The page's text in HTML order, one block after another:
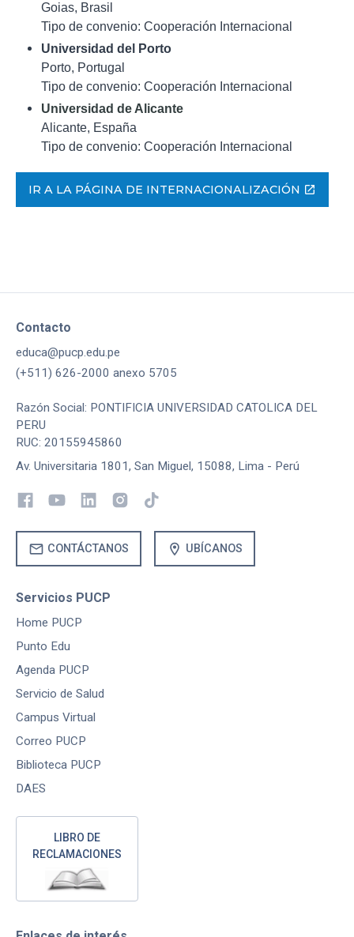
Goias, Brasil
Tipo de convenio: Cooperación Internacional
Universidad del Porto
Porto, Portugal
Tipo de convenio: Cooperación Internacional
Universidad de Alicante
Alicante, España
Tipo de convenio: Cooperación Internacional
IR A LA PÁGINA DE INTERNACIONALIZACIÓN open_in_new
Contacto
educa@pucp.edu.pe
(+511) 626-2000 anexo 5705
Razón Social: PONTIFICIA UNIVERSIDAD CATOLICA DEL
PERU
RUC: 20155945860
Av. Universitaria 1801, San Miguel, 15088, Lima - Perú
mail CONTÁCTANOS location_on UBÍCANOS
Servicios PUCP
Home PUCP
Punto Edu
Agenda PUCP
Servicio de Salud
Campus Virtual
Correo PUCP
Biblioteca PUCP
DAES
LIBRO DE
RECLAMACIONES